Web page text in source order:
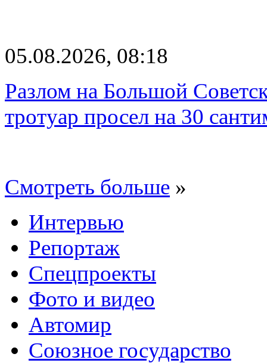
05.08.2026, 08:18
Разлом на Большой
тротуар просел на 30
Смотреть больше »
Интервью
Репортаж
Спецпроекты
Фото и видео
Автомир
Союзное государство